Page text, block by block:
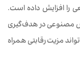
را افزایش داده است.
مصنوعی در هدف‌گیری
مزیت رقابتی همراه